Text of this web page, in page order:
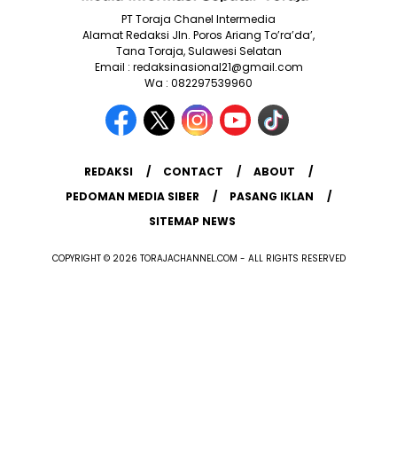
PT Toraja Chanel Intermedia
Alamat Redaksi Jln. Poros Ariang To’ra’da’,
Tana Toraja, Sulawesi Selatan
Email : redaksinasional21@gmail.com
Wa : 082297539960
REDAKSI CONTACT
ABOUT
PEDOMAN MEDIA SIBER
PASANG IKLAN
SITEMAP NEWS
COPYRIGHT © 2026 TORAJACHANNEL.COM - ALL RIGHTS RESERVED